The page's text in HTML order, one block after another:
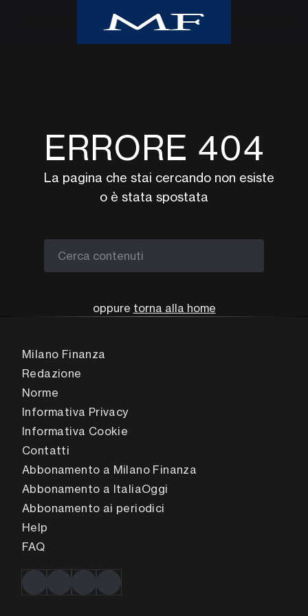
Milano Finanza
Eventi
UpTv
Video corsi
ERRORE 404
La pagina che stai cercando non esiste
o è stata spostata
Cerca contenuti
oppure torna alla home
Milano Finanza
Redazione
Norme
Informativa Privacy
Informativa Cookie
Contatti
Abbonamento a Milano Finanza
Abbonamento a ItaliaOggi
Abbonamento ai periodici
Help
FAQ